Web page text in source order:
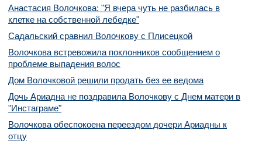
Анастасия Волочкова: "Я вчера чуть не разбилась в
клетке на собственной лебедке"
Садальский сравнил Волочкову с Плисецкой
Волочкова встревожила поклонников сообщением о
проблеме выпадения волос
Дом Волочковой решили продать без ее ведома
Дочь Ариадна не поздравила Волочкову с Днем матери в
"Инстаграме"
Волочкова обеспокоена переездом дочери Ариадны к
отцу